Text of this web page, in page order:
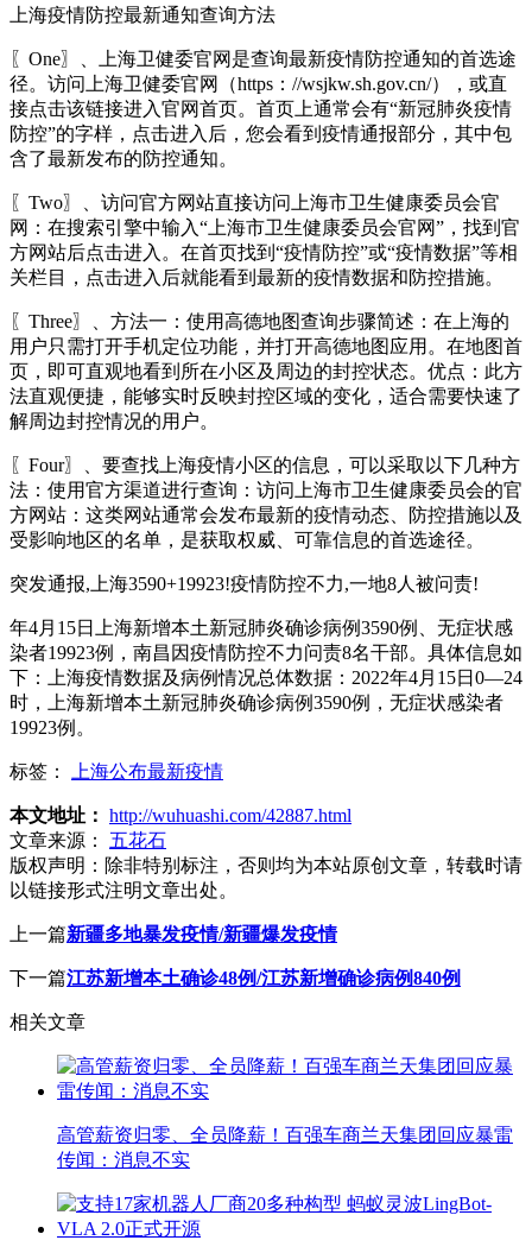
上海疫情防控最新通知查询方法
〖One〗、上海卫健委官网是查询最新疫情防控通知的首选途
径。访问上海卫健委官网（https：//wsjkw.sh.gov.cn/），或直
接点击该链接进入官网首页。首页上通常会有“新冠肺炎疫情
防控”的字样，点击进入后，您会看到疫情通报部分，其中包
含了最新发布的防控通知。
〖Two〗、访问官方网站直接访问上海市卫生健康委员会官
网：在搜索引擎中输入“上海市卫生健康委员会官网”，找到官
方网站后点击进入。在首页找到“疫情防控”或“疫情数据”等相
关栏目，点击进入后就能看到最新的疫情数据和防控措施。
〖Three〗、方法一：使用高德地图查询步骤简述：在上海的
用户只需打开手机定位功能，并打开高德地图应用。在地图首
页，即可直观地看到所在小区及周边的封控状态。优点：此方
法直观便捷，能够实时反映封控区域的变化，适合需要快速了
解周边封控情况的用户。
〖Four〗、要查找上海疫情小区的信息，可以采取以下几种方
法：使用官方渠道进行查询：访问上海市卫生健康委员会的官
方网站：这类网站通常会发布最新的疫情动态、防控措施以及
受影响地区的名单，是获取权威、可靠信息的首选途径。
突发通报,上海3590+19923!疫情防控不力,一地8人被问责!
年4月15日上海新增本土新冠肺炎确诊病例3590例、无症状感
染者19923例，南昌因疫情防控不力问责8名干部。具体信息如
下：上海疫情数据及病例情况总体数据：2022年4月15日0—24
时，上海新增本土新冠肺炎确诊病例3590例，无症状感染者
19923例。
标签： 上海公布最新疫情
本文地址： http://wuhuashi.com/42887.html
文章来源：
五花石
版权声明： 除非特别标注，否则均为本站原创文章，转载时请
以链接形式注明文章出处。
上一篇新疆多地暴发疫情/新疆爆发疫情
下一篇江苏新增本土确诊48例/江苏新增确诊病例840例
相关文章
高管薪资归零、全员降薪！百强车商兰天集团回应暴雷
传闻：消息不实